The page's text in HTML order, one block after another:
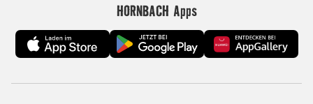
HORNBACH Apps